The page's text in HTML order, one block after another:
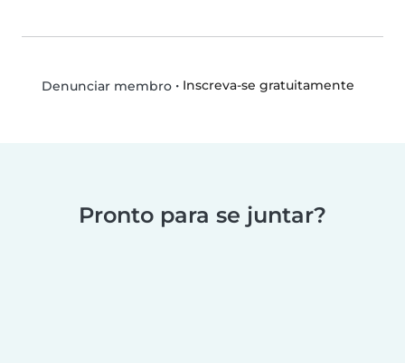
Denunciar membro• Inscreva-se gratuitamente
Pronto para se juntar?